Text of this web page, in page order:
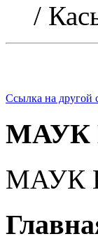
/
Ссылка на другой
МАУК
МАУК